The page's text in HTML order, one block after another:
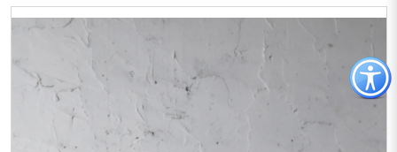
כפתור
לפתיחת
תפריט
נגישות